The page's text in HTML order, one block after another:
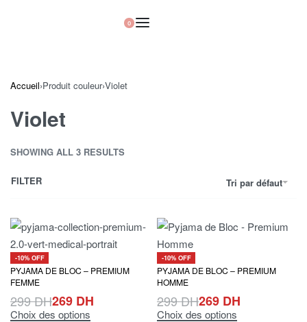
0
Accueil›Produit couleur›Violet
Violet
SHOWING ALL 3 RESULTS
Tri par défaut
FILTER
-10% OFF
PYJAMA DE BLOC – PREMIUM
FEMME
299DH269 DH
Choix des options
-10% OFF
PYJAMA DE BLOC – PREMIUM
HOMME
299DH269 DH
Choix des options